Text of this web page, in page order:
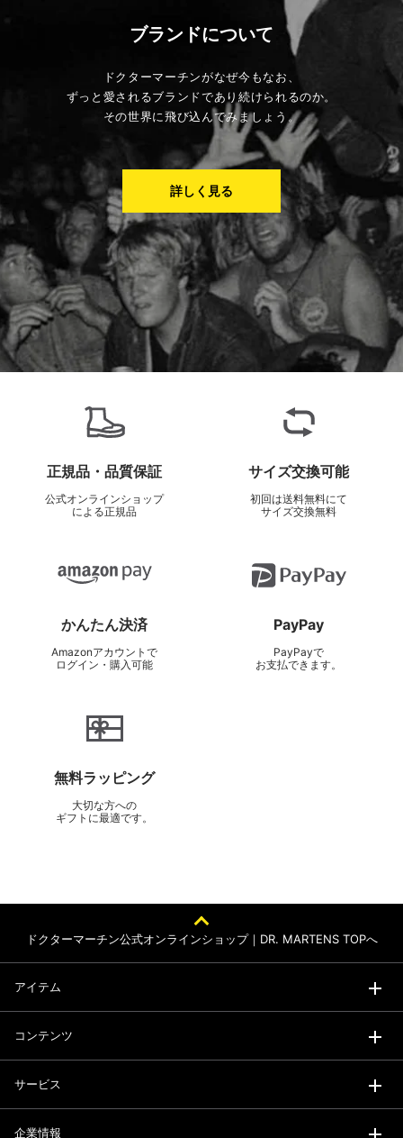
ブランドについて
ドクターマーチンがなぜ今もなお、
ずっと愛されるブランドであり続けられるのか。
その世界に飛び込んでみましょう。
詳しく見る
正規品・品質保証
公式オンラインショップ
による正規品
サイズ交換可能
初回は送料無料にて
サイズ交換無料
かんたん決済
Amazonアカウントで
ログイン・購入可能
PayPay
PayPayで
お支払できます。
無料ラッピング
大切な方への
ギフトに最適です。
ドクターマーチン公式オンラインショップ｜DR. MARTENS TOPへ
アイテム
コンテンツ
サービス
企業情報